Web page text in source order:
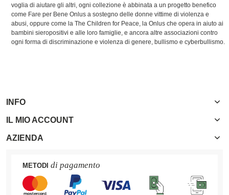
voglia di aiutare gli altri, ogni collezione è abbinata a un progetto benefico
come Fare per Bene Onlus a sostegno delle donne vittime di violenza e
abusi, oppure come la The Children for Peace, la Onlus che opera in aiuto ai
bambini sieropositivi e alle loro famiglie, e ancora altre associazioni contro
ogni forma di discriminazione e violenza di genere, bullismo e cyberbullismo.
INFO
IL MIO ACCOUNT
AZIENDA
METODI di pagamento